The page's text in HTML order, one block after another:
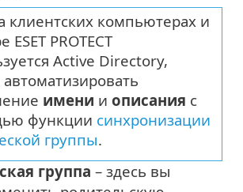
клиентских компьютерах и
ESET PROTECT
Active Directory,
имени и описания с
функции синхронизации
группы.
группа – здесь вы